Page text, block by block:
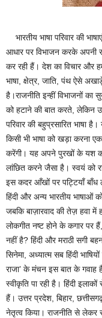
भारतीय भाषा परिवार की
आधार पर विभाजन करके अपनी
कर रही हैं। देश का विचार और
भाषा, क्षेत्र, जाति, पंथ ऐसे
है।राजनीति इन्हीं विभाजनों
को हटाने की बात करते, लेकिन
परिवार की बहुप्रसारित भाषा
किसी भी भाषा को खड़ा करना
करेंगी। यह अपने पुरखों के यश
लांछित करने जैसा है। स्वयं को
इस कदर आँखों पर पट्टियाँ बाँध
हिंदी और अन्य भारतीय भाषाओं
जबकि बाज़ारवाद की तेज़ हवा में
लोकगीत नष्ट होने के कगार पर
नहीं है? हिंदी और मराठी सगी
सिनेमा, अध्यात्म सब हिंदी
राजा’ के मंचन इस बात के गवाह
स्वीकृति पा रही है। हिंदी
हैं। उत्तर प्रदेश, बिहार,
नेतृत्व किया। राजनीति से लेकर